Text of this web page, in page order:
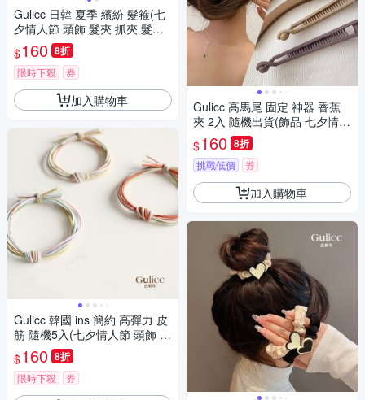
Gulicc 日韓 夏季 繽紛 髮箍(七
夕情人節 頭飾 髮夾 抓夾 髮圈
韓國 生日禮物 )
$160 8折
限時下殺 券
加入購物車
Gulicc 韓國 ins 簡約 高彈力 皮
筋 隨機5入(七夕情人節 頭飾 髮
帶 髮繩 髮束 生日禮物 )
$160 8折
限時下殺 券
Gulicc 高馬尾 固定 神器 香蕉
夾 2入 隨機出貨(飾品 七夕情人
節 頭飾 髮帶 髮箍 生日禮物 主
題穿搭 約會 )
$160 8折
挑戰低價 券
加入購物車